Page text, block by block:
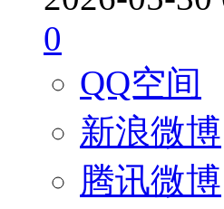
0
QQ空间
新浪微博
腾讯微博